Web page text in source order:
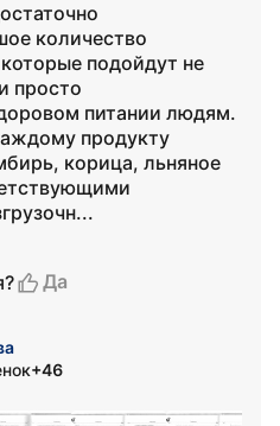
количество
подойдут не
просто
питании людям.
продукту
корица, льняное
Да
+46